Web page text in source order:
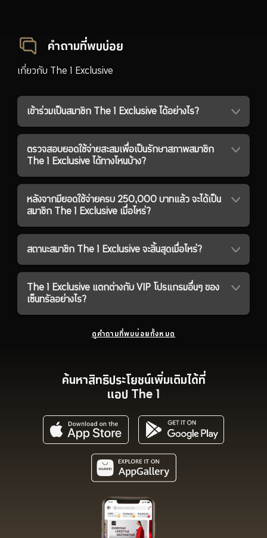
คำถามที่พบบ่อย
เกี่ยวกับ The 1 Exclusive
เข้าร่วมเป็นสมาชิก The 1 Exclusive ได้อย่างไร?
ตรวจสอบยอดใช้จ่ายสะสมเพื่อเป็นรักษาสภาพสมาชิก
The 1 Exclusive ได้ทางไหนบ้าง?
หลังจากมียอดใช้จ่ายครบ 250,000 บาทแล้ว จะได้เป็น
สมาชิก The 1 Exclusive เมื่อไหร่?
สถานะสมาชิก The 1 Exclusive จะสิ้นสุดเมื่อไหร่?
The 1 Exclusive แตกต่างกับ VIP โปรแกรมอื่นๆ ของ
เซ็นทรัลอย่างไร?
ดูคำถามที่พบบ่อยทั้งหมด
ค้นหาสิทธิประโยชน์เพิ่มเติมได้ที่
แอป The 1